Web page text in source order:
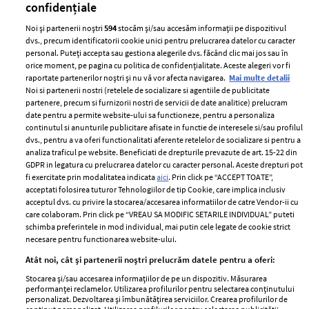
ELLE Style Awards
2024
Despre ELLE
Romania
Contact
Abonamente
Termeni si conditii
Politica de
confidențialitate
Politica de cookies
Publicitate
GSP
Unica
femei
Viva
confidențiale
Noi și partenerii noștri594stocăm și/sau accesăm informații pe dispozitivul
dvs., precum identificatorii cookie unici pentru prelucrarea datelor cu caracter
personal. Puteți accepta sau gestiona alegerile dvs. făcând clic mai jos sau în
orice moment, pe pagina cu politica de confidențialitate. Aceste alegeri vor fi
raportate partenerilor noștri și nu vă vor afecta navigarea. Mai multe detalii
Noi si partenerii nostri (retelele de socializare si agentiile de publicitate
partenere, precum si furnizorii nostri de servicii de date analitice) prelucram
date pentru a permite website-ului sa functioneze, pentru a personaliza
continutul si anunturile publicitare afisate in functie de interesele si/sau profilul
dvs., pentru a va oferi functionalitati aferente retelelor de socializare si pentru a
analiza traficul pe website. Beneficiati de drepturile prevazute de art. 15-22 din
GDPR in legatura cu prelucrarea datelor cu caracter personal. Aceste drepturi pot
fi exercitate prin modalitatea indicataaici. Prin click pe “ACCEPT TOATE”,
acceptati folosirea tuturor Tehnologiilor de tip Cookie, care implica inclusiv
acceptul dvs. cu privire la stocarea/accesarea informatiilor de catre Vendor-ii cu
care colaboram. Prin click pe “VREAU SA MODIFIC SETARILE INDIVIDUAL” puteti
schimba preferintele in mod individual, mai putin cele legate de cookie strict
necesare pentru functionarea website-ului.
Atât noi, cât și partenerii noștri prelucrăm datele pentru a oferi:
Stocarea și/sau accesarea informațiilor de pe un dispozitiv. Măsurarea
performanței reclamelor. Utilizarea profilurilor pentru selectarea conținutului
personalizat. Dezvoltarea și îmbunătățirea serviciilor. Crearea profilurilor de